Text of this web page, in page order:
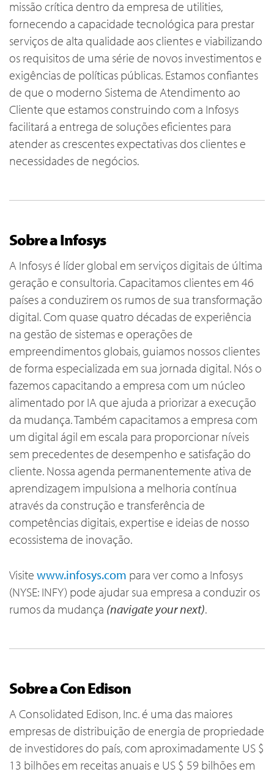
missão crítica dentro da empresa de utilities,
fornecendo a capacidade tecnológica para prestar
serviços de alta qualidade aos clientes e viabilizando
os requisitos de uma série de novos investimentos e
exigências de políticas públicas. Estamos confiantes
de que o moderno Sistema de Atendimento ao
Cliente que estamos construindo com a Infosys
facilitará a entrega de soluções eficientes para
atender as crescentes expectativas dos clientes e
necessidades de negócios.
Sobre a Infosys
A Infosys é líder global em serviços digitais de última
geração e consultoria. Capacitamos clientes em 46
países a conduzirem os rumos de sua transformação
digital. Com quase quatro décadas de experiência
na gestão de sistemas e operações de
empreendimentos globais, guiamos nossos clientes
de forma especializada em sua jornada digital. Nós o
fazemos capacitando a empresa com um núcleo
alimentado por IA que ajuda a priorizar a execução
da mudança. Também capacitamos a empresa com
um digital ágil em escala para proporcionar níveis
sem precedentes de desempenho e satisfação do
cliente. Nossa agenda permanentemente ativa de
aprendizagem impulsiona a melhoria contínua
através da construção e transferência de
competências digitais, expertise e ideias de nosso
ecossistema de inovação.
Visite www.infosys.com para ver como a Infosys
(NYSE: INFY) pode ajudar sua empresa a conduzir os
rumos da mudança (navigate your next).
Sobre a Con Edison
A Consolidated Edison, Inc. é uma das maiores
empresas de distribuição de energia de propriedade
de investidores do país, com aproximadamente US $
13 bilhões em receitas anuais e US $ 59 bilhões em